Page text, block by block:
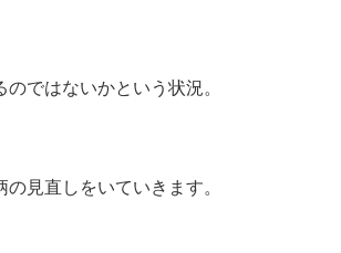
ではないかという状況。
見直しをいていきます。